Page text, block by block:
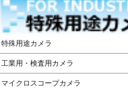
特殊用途カメラ
工業用・検査用カメラ
マイクロスコープカメラ